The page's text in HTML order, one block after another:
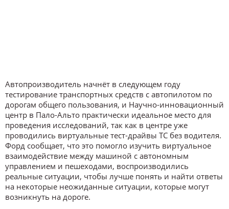
Автопроизводитель начнёт в следующем году
тестирование транспортных средств с автопилотом по
дорогам общего пользования, и Научно-инновационный
центр в Пало-Альто практически идеальное место для
проведения исследований, так как в центре уже
проводились виртуальные тест-драйвы ТС без водителя.
Форд сообщает, что это помогло изучить виртуальное
взаимодействие между машиной с автономным
управлением и пешеходами, воспроизводились
реальные ситуации, чтобы лучше понять и найти ответы
на некоторые неожиданные ситуации, которые могут
возникнуть на дороге.